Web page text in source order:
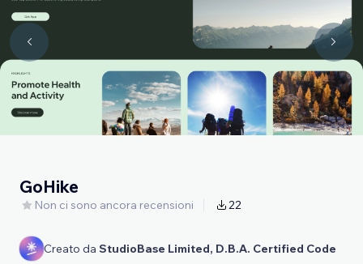
GoHike
Non ci sono ancora recensioni 22
Creato da StudioBase Limited, D.B.A. Certified Code